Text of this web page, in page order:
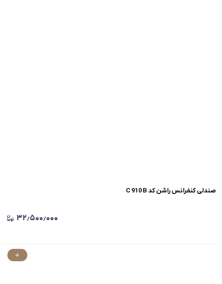
صندلی کنفرانس راشن کد C 910 B
۳۲٫۵۰۰٫۰۰۰